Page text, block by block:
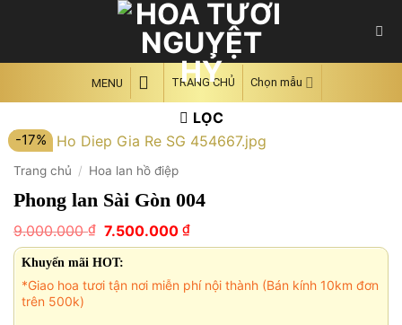
MENU TRANG CHỦ Chọn mẫu
LỌC
-17%
Trang chủ / Hoa lan hồ điệp
Phong lan Sài Gòn 004
9.000.000₫ Giá
gốc
là:
9.000.000 ₫.
7.500.000 ₫Giá
hiện
7.500.000 ₫.
Khuyến mãi HOT:
*Giao hoa tươi tận nơi miễn phí nội thành (Bán kính 10km đơn
trên 500k)